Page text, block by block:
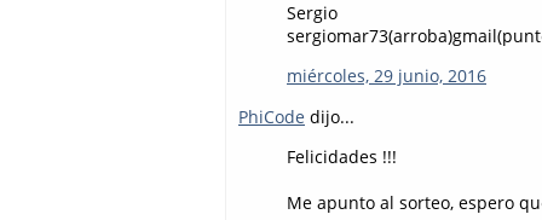
Sergio
miércoles, 29 junio, 2016
PhiCode dijo...
Felicidades !!!
Me apunto al sorteo, espero